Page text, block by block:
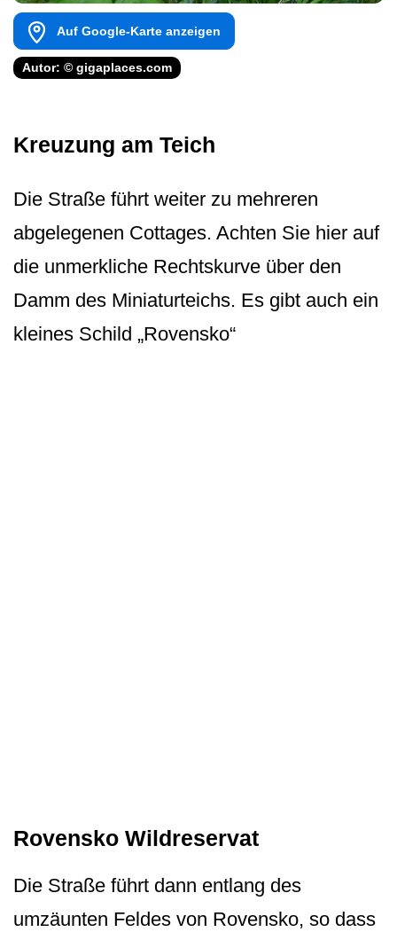
Auf Google-Karte anzeigen
Autor: © gigaplaces.com
Kreuzung am Teich
Die Straße führt weiter zu mehreren
abgelegenen Cottages. Achten Sie hier auf
die unmerkliche Rechtskurve über den
Damm des Miniaturteichs. Es gibt auch ein
kleines Schild „Rovensko“
Rovensko Wildreservat
Die Straße führt dann entlang des
umzäunten Feldes von Rovensko, so dass